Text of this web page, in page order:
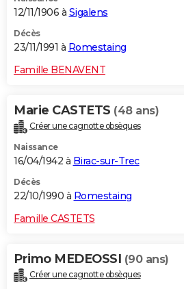
12/11/1906 à Sigalens
Décès
23/11/1991 à Romestaing
Famille BENAVENT
Marie CASTETS (48 ans)
Créer une cagnotte obsèques
Naissance
16/04/1942 à Birac-sur-Trec
Décès
22/10/1990 à Romestaing
Famille CASTETS
Primo MEDEOSSI (90 ans)
Créer une cagnotte obsèques